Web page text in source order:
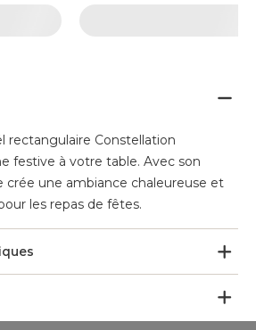
rectangulaire Constellation
festive à votre table. Avec son
crée une ambiance chaleureuse et
les repas de fêtes.